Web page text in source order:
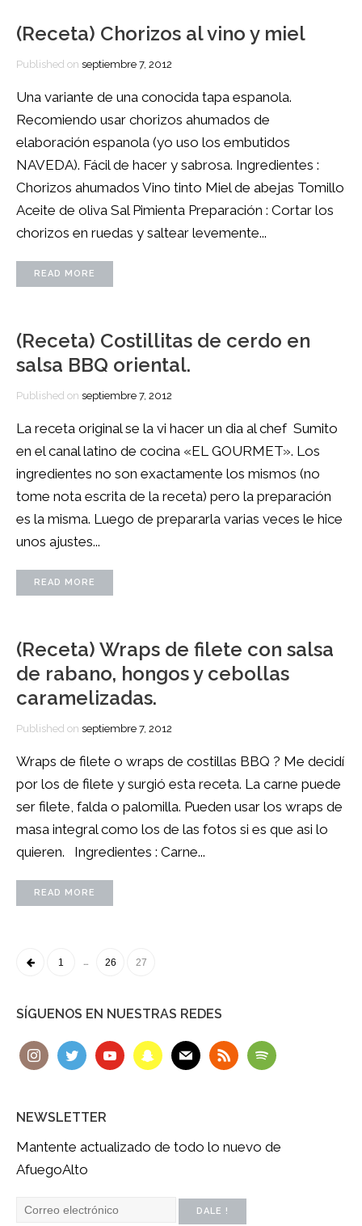
(Receta) Chorizos al vino y miel
Published on septiembre 7, 2012
Una variante de una conocida tapa espanola.
Recomiendo usar chorizos ahumados de
elaboración espanola (yo uso los embutidos
NAVEDA). Fácil de hacer y sabrosa. Ingredientes :
Chorizos ahumados Vino tinto Miel de abejas Tomillo
Aceite de oliva Sal Pimienta Preparación : Cortar los
chorizos en ruedas y saltear levemente...
READ MORE
(Receta) Costillitas de cerdo en
salsa BBQ oriental.
Published on septiembre 7, 2012
La receta original se la vi hacer un dia al chef Sumito
en el canal latino de cocina «EL GOURMET». Los
ingredientes no son exactamente los mismos (no
tome nota escrita de la receta) pero la preparación
es la misma. Luego de prepararla varias veces le hice
unos ajustes...
READ MORE
(Receta) Wraps de filete con salsa
de rabano, hongos y cebollas
caramelizadas.
Published on septiembre 7, 2012
Wraps de filete o wraps de costillas BBQ ? Me decidí
por los de filete y surgió esta receta. La carne puede
ser filete, falda o palomilla. Pueden usar los wraps de
masa integral como los de las fotos si es que asi lo
quieren. Ingredientes : Carne...
READ MORE
POSTS
1 … 26 27
SÍGUENOS EN NUESTRAS REDES
NEWSLETTER
Mantente actualizado de todo lo nuevo de
AfuegoAlto